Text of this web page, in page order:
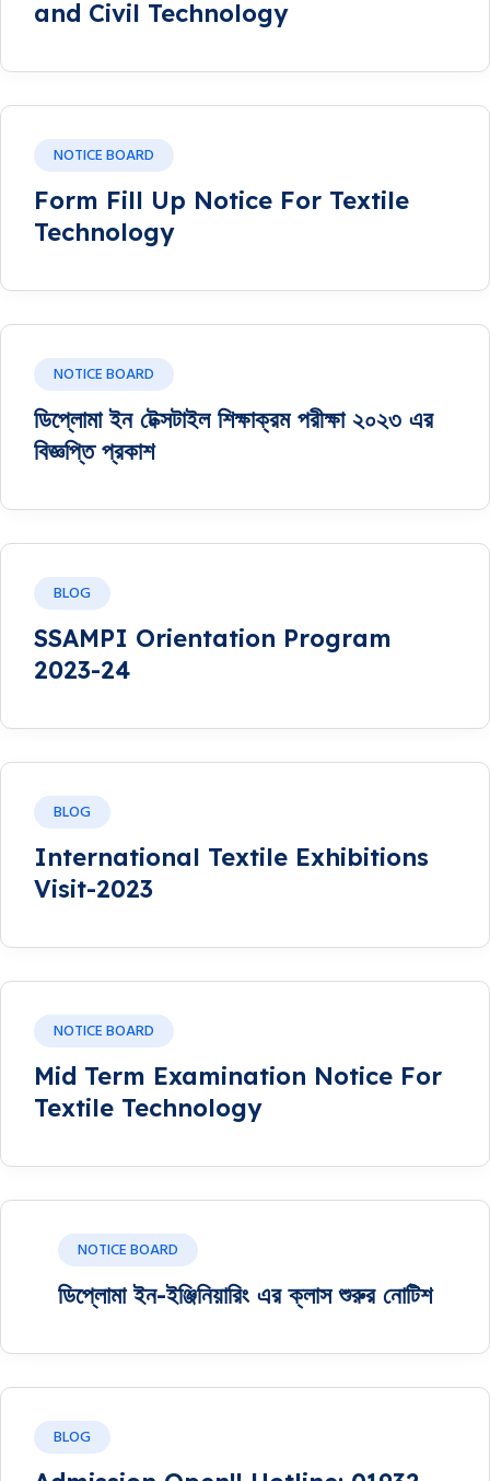
and Civil Technology
NOTICE BOARD
Form Fill Up Notice For Textile
Technology
NOTICE BOARD
ডিপ্লোমা ইন টেক্সটাইল শিক্ষাক্রম পরীক্ষা ২০২৩ এর
বিজ্ঞপ্তি প্রকাশ
BLOG
SSAMPI Orientation Program
2023-24
BLOG
International Textile Exhibitions
Visit-2023
NOTICE BOARD
Mid Term Examination Notice For
Textile Technology
NOTICE BOARD
ডিপ্লোমা ইন-ইঞ্জিনিয়ারিং এর ক্লাস শুরুর নোটিশ
BLOG